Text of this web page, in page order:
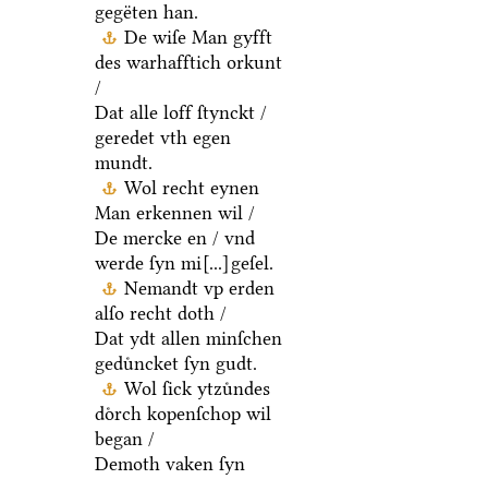
gegëten han.
De wiſe Man gyfft
des warhafftich orkunt
/
Dat alle loff ſtynckt /
geredet vth egen
mundt.
Wol recht eynen
Man erkennen wil /
De mercke en / vnd
werde ſyn mi [...] geſel.
Nemandt vp erden
alſo recht doth /
Dat ydt allen minſchen
geduͤncket ſyn gudt.
Wol ſick ytzuͤndes
doͤrch kopenſchop wil
began /
Demoth vaken ſyn